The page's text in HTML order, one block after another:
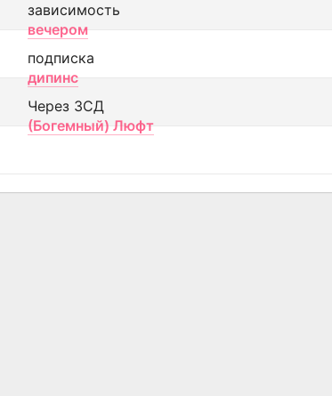
зависимость
вечером
подписка
дипинс
Через ЗСД
(Богемный) Люфт